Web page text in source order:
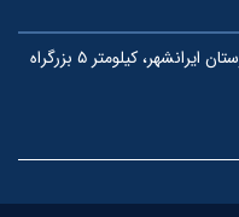
استان سیستان و بلوچستان، شهرستان ایرانشهر، کیلومتر ۵ بزرگراه